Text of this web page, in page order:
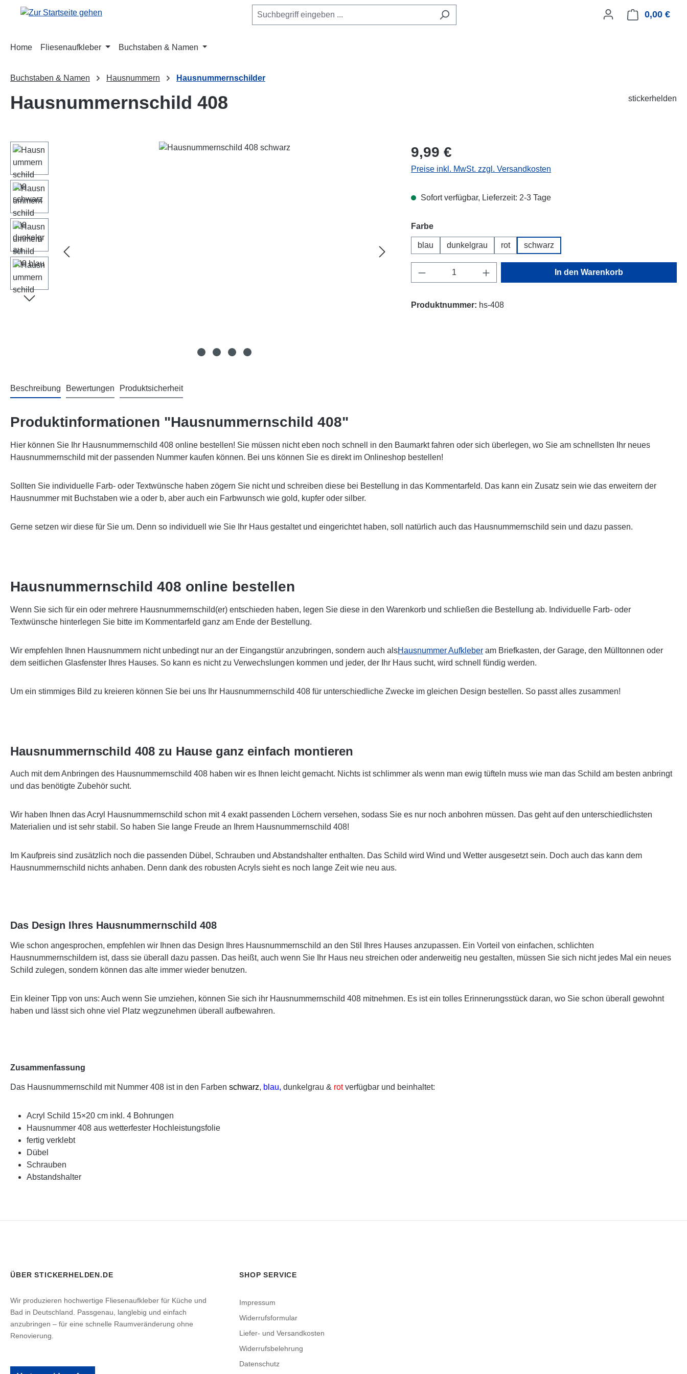
Hauptinhalt springen
Zur Suche springen
Zur Hauptnavigation springen 0,00 €
Home Fliesenaufkleber Buchstaben & Namen
Buchstaben & Namen Hausnummern Hausnummernschilder
Hausnummernschild 408 stickerhelden
Bildergalerie überspringen Regulärer Preis:
9,99 €
Preise inkl. MwSt. zzgl. Versandkosten
Sofort verfügbar, Lieferzeit: 2-3 Tage
Farbe
blau dunkelgrau rot schwarz
Produkt Anzahl: Gib den gewünschten Wert ein
In den Warenkorb
Produktnummer: hs-408
Beschreibung Bewertungen Produktsicherheit
Produktinformationen "Hausnummernschild 408"
Hier können Sie Ihr Hausnummernschild 408 online bestellen! Sie müssen nicht eben noch schnell in den Baumarkt fahren oder sich überlegen, wo Sie am schnellsten Ihr neues
Hausnummernschild mit der passenden Nummer kaufen können. Bei uns können Sie es direkt im Onlineshop bestellen!
Sollten Sie individuelle Farb- oder Textwünsche haben zögern Sie nicht und schreiben diese bei Bestellung in das Kommentarfeld. Das kann ein Zusatz sein wie das erweitern der
Hausnummer mit Buchstaben wie a oder b, aber auch ein Farbwunsch wie gold, kupfer oder silber.
Gerne setzen wir diese für Sie um. Denn so individuell wie Sie Ihr Haus gestaltet und eingerichtet haben, soll natürlich auch das Hausnummernschild sein und dazu passen.
Hausnummernschild 408 online bestellen
Wenn Sie sich für ein oder mehrere Hausnummernschild(er) entschieden haben, legen Sie diese in den Warenkorb und schließen die Bestellung ab. Individuelle Farb- oder
Textwünsche hinterlegen Sie bitte im Kommentarfeld ganz am Ende der Bestellung.
Wir empfehlen Ihnen Hausnummern nicht unbedingt nur an der Eingangstür anzubringen, sondern auch alsHausnummer Aufkleber am Briefkasten, der Garage, den Mülltonnen oder
dem seitlichen Glasfenster Ihres Hauses. So kann es nicht zu Verwechslungen kommen und jeder, der Ihr Haus sucht, wird schnell fündig werden.
Um ein stimmiges Bild zu kreieren können Sie bei uns Ihr Hausnummernschild 408 für unterschiedliche Zwecke im gleichen Design bestellen. So passt alles zusammen!
Hausnummernschild 408 zu Hause ganz einfach montieren
Auch mit dem Anbringen des Hausnummernschild 408 haben wir es Ihnen leicht gemacht. Nichts ist schlimmer als wenn man ewig tüfteln muss wie man das Schild am besten anbringt
und das benötigte Zubehör sucht.
Wir haben Ihnen das Acryl Hausnummernschild schon mit 4 exakt passenden Löchern versehen, sodass Sie es nur noch anbohren müssen. Das geht auf den unterschiedlichsten
Materialien und ist sehr stabil. So haben Sie lange Freude an Ihrem Hausnummernschild 408!
Im Kaufpreis sind zusätzlich noch die passenden Dübel, Schrauben und Abstandshalter enthalten. Das Schild wird Wind und Wetter ausgesetzt sein. Doch auch das kann dem
Hausnummernschild nichts anhaben. Denn dank des robusten Acryls sieht es noch lange Zeit wie neu aus.
Das Design Ihres Hausnummernschild 408
Wie schon angesprochen, empfehlen wir Ihnen das Design Ihres Hausnummernschild an den Stil Ihres Hauses anzupassen. Ein Vorteil von einfachen, schlichten
Hausnummernschildern ist, dass sie überall dazu passen. Das heißt, auch wenn Sie Ihr Haus neu streichen oder anderweitig neu gestalten, müssen Sie sich nicht jedes Mal ein neues
Schild zulegen, sondern können das alte immer wieder benutzen.
Ein kleiner Tipp von uns: Auch wenn Sie umziehen, können Sie sich ihr Hausnummernschild 408 mitnehmen. Es ist ein tolles Erinnerungsstück daran, wo Sie schon überall gewohnt
haben und lässt sich ohne viel Platz wegzunehmen überall aufbewahren.
Zusammenfassung
Das Hausnummernschild mit Nummer 408 ist in den Farben schwarz, blau, dunkelgrau & rotverfügbar und beinhaltet:
Acryl Schild 15×20 cm inkl. 4 Bohrungen
Hausnummer 408 aus wetterfester Hochleistungsfolie
fertig verklebt
Dübel
Schrauben
Abstandshalter
ÜBER STICKERHELDEN.DE
Wir produzieren hochwertige Fliesenaufkleber für Küche und
Bad in Deutschland. Passgenau, langlebig und einfach
anzubringen – für eine schnelle Raumveränderung ohne
Renovierung.
SHOP SERVICE
Impressum
Widerrufsformular
Liefer- und Versandkosten
Widerrufsbelehrung
Datenschutz